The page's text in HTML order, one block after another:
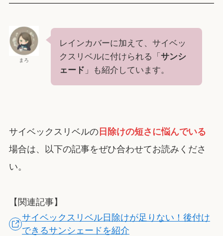
まろ
レインカバーに加えて、サイベッ
クスリベルに付けられる「 サンシ
ェード 」も紹介しています。
サイベックスリベルの日除けの短さに悩んでいる
場合は、以下の記事をぜひ合わせてお読みくださ
い。
【関連記事】
サイベックスリベル日除けが足りない！後付け
できるサンシェードを紹介